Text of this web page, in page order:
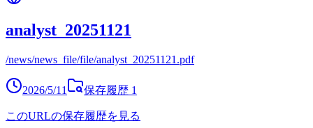
analyst_20251121
/news/news_file/file/analyst_20251121.pdf
2026/5/11 保存履歴 1
このURLの保存履歴を見る